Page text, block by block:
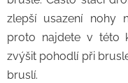
zlepší usazení nohy
proto najdete v této
zvýšit pohodlí při
bruslí.